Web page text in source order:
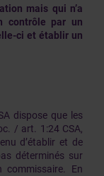
mais qui n’a
contrôle par un
ci et établir un
dispose que les
/ art. 1:24 CSA,
d’établir et de
déterminés sur
commissaire. En